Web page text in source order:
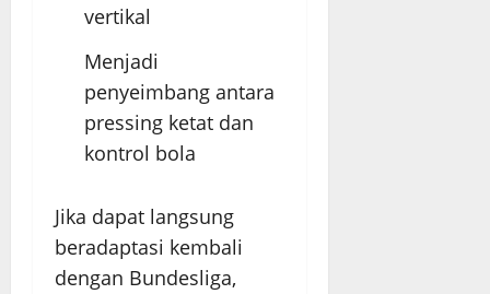
vertikal
Menjadi
penyeimbang antara
pressing ketat dan
kontrol bola
Jika dapat langsung
beradaptasi kembali
dengan Bundesliga,